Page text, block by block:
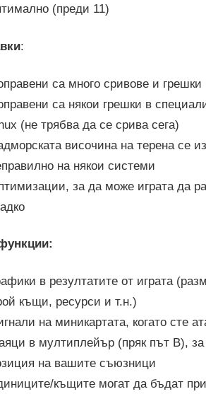
(преди 11)
:
са много сривове и грешки
са някои грешки в
(не трябва да се срива сега)
височина на терена се
на някои системи
за да може играта да
в резултатите от играта
къщи, ресурси и т.н.)
на миникартата, когато сте
в мултиплейър (пряк път B), за
на вашите съюзници
къщите могат да бъдат